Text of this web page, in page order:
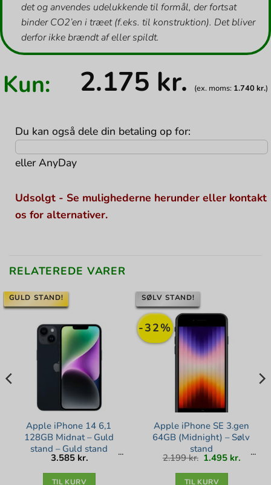
det og anvendes udelukkende til formål, der fortsat
binder CO2’en i træet (f.eks. til konstruktion). Det bliver
derfor ikke brændt af eller spildt.
Kun: 2.175 kr. (ex. moms: 1.740 kr.)
Du kan også dele din betaling op for:
ellerAnyDay
Udsolgt - Se mulighederne herunder eller kontakt
os for alternativer.
RELATEREDE VARER
GULD STAND!
Apple iPhone 14 6,1
128GB Midnat – Guld
stand – Guld stand
3.585 kr.
TIL KURV
-32%
SØLV STAND!
Apple iPhone SE 3.gen
64GB (Midnight) – Sølv
stand
2.199kr. Den
oprindelige
pris
1.495 kr. Den
TIL KURV